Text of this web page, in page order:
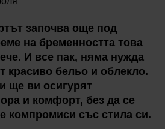
започва още под
на бременността това
И все пак, няма нужда
красиво бельо и облекло.
ще ви осигурят
и комфорт, без да се
компромиси със стила си.